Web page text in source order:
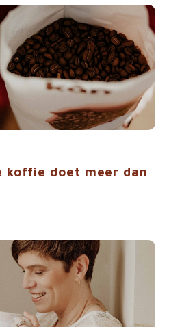
koffie doet meer dan